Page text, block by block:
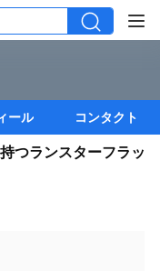
ール コンタクト
つランスターフラッ